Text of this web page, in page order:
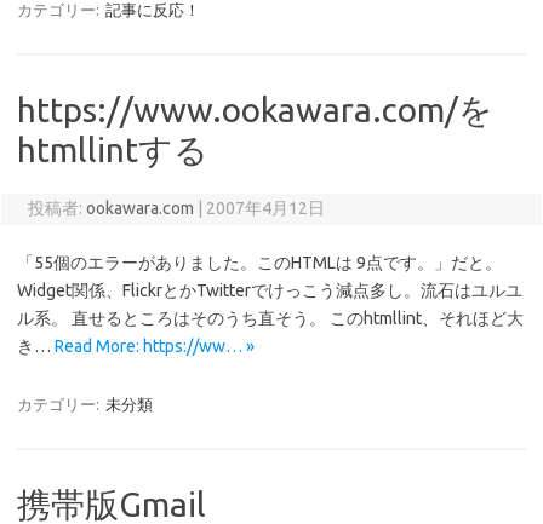
カテゴリー: 記事に反応！
https://www.ookawara.com/を
htmllintする
投稿者: ookawara.com 2007年4月12日
「55個のエラーがありました。このHTMLは 9点です。」だと。
Widget関係、FlickrとかTwitterでけっこう減点多し。流石はユルユ
ル系。 直せるところはそのうち直そう。 このhtmllint、それほど大
き… Read More: https://ww… »
カテゴリー: 未分類
携帯版Gmail